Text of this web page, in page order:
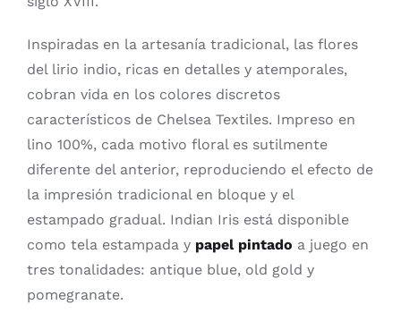
Inspiradas en la artesanía tradicional, las flores
del lirio indio, ricas en detalles y atemporales,
cobran vida en los colores discretos
característicos de Chelsea Textiles. Impreso en
lino 100%, cada motivo floral es sutilmente
diferente del anterior, reproduciendo el efecto de
la impresión tradicional en bloque y el
estampado gradual. Indian Iris está disponible
como tela estampada y papel pintado a juego en
tres tonalidades: antique blue, old gold y
pomegranate.